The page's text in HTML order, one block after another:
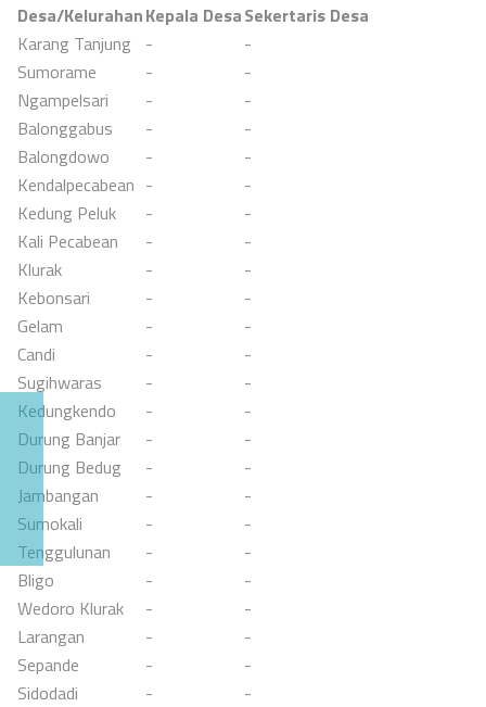
Desa/KelurahanKepala DesaSekertaris Desa
Karang Tanjung
-
-
Sumorame
-
-
Ngampelsari
-
-
Balonggabus
-
-
Balongdowo
-
-
Kendalpecabean -
-
Kedung Peluk
-
-
Kali Pecabean
-
-
Klurak
-
-
Kebonsari
-
-
Gelam
-
-
Candi
-
-
Sugihwaras
-
-
Kedungkendo
-
-
Durung Banjar
-
-
Durung Bedug
-
-
Jambangan
-
-
Sumokali
-
-
Tenggulunan
-
-
Bligo
-
-
Wedoro Klurak
-
-
Larangan
-
-
Sepande
-
-
Sidodadi
- -